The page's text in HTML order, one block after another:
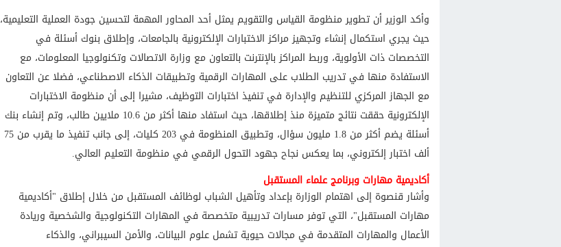
وأكد الوزير أن تطوير منظومة القياس والتقويم يمثل أحد المحاور المهمة لتحسين جودة العملية التعليمية،
حيث يجري استكمال إنشاء وتجهيز مراكز الاختبارات الإلكترونية بالجامعات، وإطلاق بنوك أسئلة في
التخصصات ذات الأولوية، وربط المراكز بالإنترنت بالتعاون مع وزارة الاتصالات وتكنولوجيا المعلومات، مع
الاستفادة منها في تدريب الطلاب على المهارات الرقمية وتطبيقات الذكاء الاصطناعي، فضلا عن التعاون
مع الجهاز المركزي للتنظيم والإدارة في تنفيذ اختبارات التوظيف، مشيرا إلى أن منظومة الاختبارات
الإلكترونية حققت نتائج متميزة منذ إطلاقها، حيث استفاد منها أكثر من 10.6 ملايين طالب، وتم إنشاء بنك
أسئلة يضم أكثر من 1.8 مليون سؤال، وتطبيق المنظومة في 203 كليات، إلى جانب تنفيذ ما يقرب من 75
ألف اختبار إلكتروني، بما يعكس نجاح جهود التحول الرقمي في منظومة التعليم العالي.
أكاديمية مهارات وبرنامج علماء المستقبل
وأشار قنصوة إلى اهتمام الوزارة بإعداد وتأهيل الشباب لوظائف المستقبل من خلال إطلاق "أكاديمية
مهارات المستقبل"، التي توفر مسارات تدريبية متخصصة في المهارات التكنولوجية والشخصية وريادة
الأعمال والمهارات المتقدمة في مجالات حيوية تشمل علوم البيانات، والأمن السيبراني، والذكاء